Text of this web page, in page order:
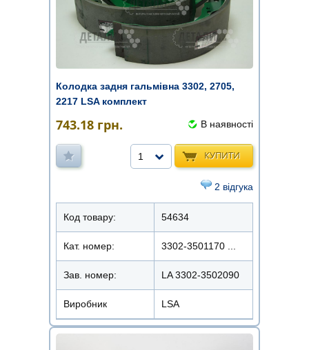
Колодка задня гальмівна 3302, 2705,
2217 LSA комплект
743.18 грн. В наявності
КУПИТИ
1
2 відгука
Код товару: 54634
Кат. номер: 3302-3501170 ...
Зав. номер: LA 3302-3502090
Виробник LSA